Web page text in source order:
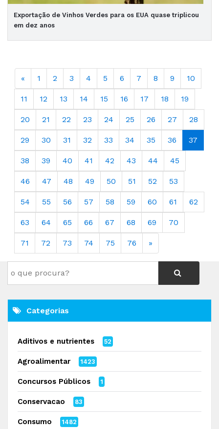
Exportação de Vinhos Verdes para os EUA quase triplicou
em dez anos
« 1 2 3 4 5 6 7 8 9 10
11 12 13 14 15 16 17 18 19
20 21 22 23 24 25 26 27 28
29 30 31 32 33 34 35 36 37
38 39 40 41 42 43 44 45
46 47 48 49 50 51 52 53
54 55 56 57 58 59 60 61 62
63 64 65 66 67 68 69 70
71 72 73 74 75 76 »
Categorias
Aditivos e nutrientes 52
Agroalimentar 1423
Concursos Públicos 1
Conservacao 83
Consumo 1482